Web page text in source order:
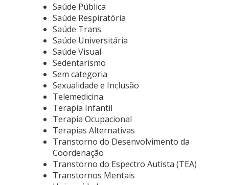
Saúde Pública
Saúde Respiratória
Saúde Trans
Saúde Universitária
Saúde Visual
Sedentarismo
Sem categoria
Sexualidade e Inclusão
Telemedicina
Terapia Infantil
Terapia Ocupacional
Terapias Alternativas
Transtorno do Desenvolvimento da
Coordenação
Transtorno do Espectro Autista (TEA)
Transtornos Mentais